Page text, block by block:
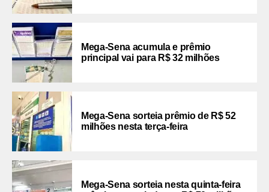
Mega-Sena acumula e prêmio
principal vai para R$ 32 milhões
Mega-Sena sorteia prêmio de R$ 52
milhões nesta terça-feira
Mega-Sena sorteia nesta quinta-feira